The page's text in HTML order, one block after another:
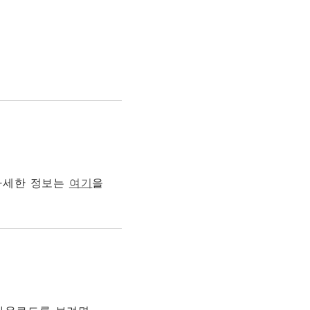
한 정보는 여기을